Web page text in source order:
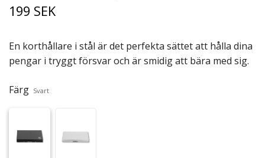
199 SEK
En korthållare i stål är det perfekta sättet att hålla dina
pengar i tryggt försvar och är smidig att bära med sig.
Färg Svart